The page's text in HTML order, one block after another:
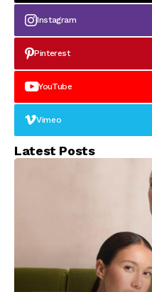
Instagram
Pinterest
YouTube
Vimeo
Latest Posts